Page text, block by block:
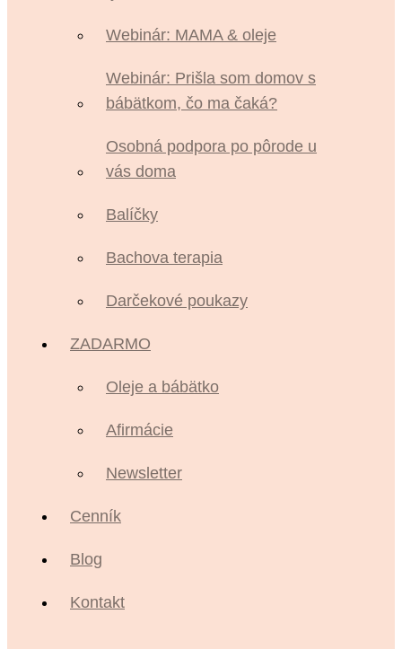
Webinár: MAMA & oleje
Webinár: Prišla som domov s
bábätkom, čo ma čaká?
Osobná podpora po pôrode u
vás doma
Balíčky
Bachova terapia
Darčekové poukazy
ZADARMO
Oleje a bábätko
Afirmácie
Newsletter
Cenník
Blog
Kontakt